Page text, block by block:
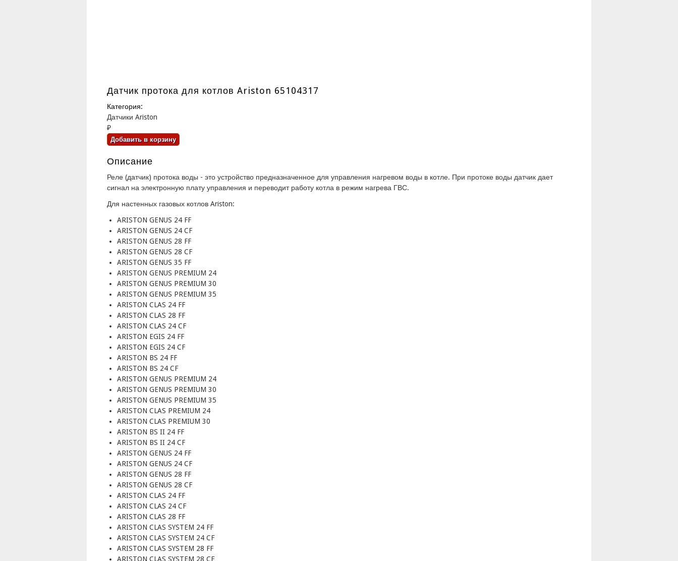
Датчик протока для котлов Ariston 65104317
Категория:
Датчики Ariston
₽
Описание
Реле (датчик) протока воды - это устройство предназначенное для управления нагревом воды в котле. При протоке воды датчик дает
сигнал на электронную плату управления и переводит работу котла в режим нагрева ГВС.
Для настенных газовых котлов Ariston:
ARISTON GENUS 24 FF
ARISTON GENUS 24 CF
ARISTON GENUS 28 FF
ARISTON GENUS 28 CF
ARISTON GENUS 35 FF
ARISTON GENUS PREMIUM 24
ARISTON GENUS PREMIUM 30
ARISTON GENUS PREMIUM 35
ARISTON CLAS 24 FF
ARISTON CLAS 28 FF
ARISTON CLAS 24 CF
ARISTON EGIS 24 FF
ARISTON EGIS 24 CF
ARISTON BS 24 FF
ARISTON BS 24 CF
ARISTON GENUS PREMIUM 24
ARISTON GENUS PREMIUM 30
ARISTON GENUS PREMIUM 35
ARISTON CLAS PREMIUM 24
ARISTON CLAS PREMIUM 30
ARISTON BS II 24 FF
ARISTON BS II 24 CF
ARISTON GENUS 24 FF
ARISTON GENUS 24 CF
ARISTON GENUS 28 FF
ARISTON GENUS 28 CF
ARISTON CLAS 24 FF
ARISTON CLAS 24 CF
ARISTON CLAS 28 FF
ARISTON CLAS SYSTEM 24 FF
ARISTON CLAS SYSTEM 24 CF
ARISTON CLAS SYSTEM 28 FF
ARISTON CLAS SYSTEM 28 CF